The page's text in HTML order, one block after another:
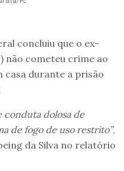
concluiu que o ex-
não cometeu crime ao
casa durante a prisão
conduta dolosa de
de fogo de uso restrito”,
da Silva no relatório